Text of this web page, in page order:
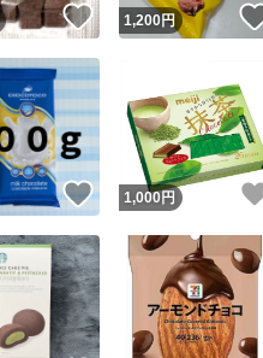
いいね！
1,200円
いいね！
1,000 円